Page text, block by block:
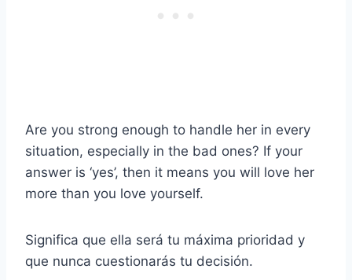
Are you strong enough to handle her in every
situation, especially in the bad ones? If your
answer is ‘yes’, then it means you will love her
more than you love yourself.
Significa que ella será tu máxima prioridad y
que nunca cuestionarás tu decisión.